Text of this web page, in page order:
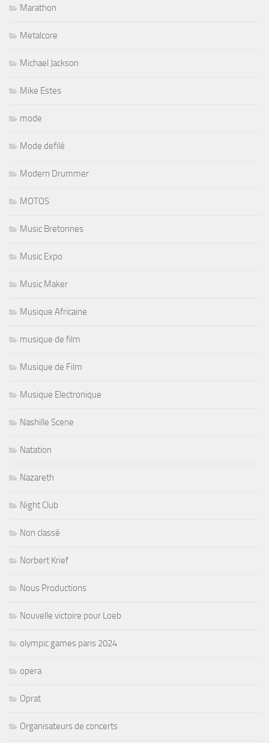
Marathon
Metalcore
Michael Jackson
Mike Estes
mode
Mode defilé
Modern Drummer
MOTOS
Music Bretonnes
Music Expo
Music Maker
Musique Africaine
musique de film
Musique de Film
Musique Electronique
Nashille Scene
Natation
Nazareth
Night Club
Non classé
Norbert Krief
Nous Productions
Nouvelle victoire pour Loeb
olympic games paris 2024
opera
Oprat
Organisateurs de concerts